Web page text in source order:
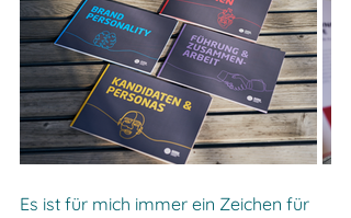
Es ist für mich immer ein Zeichen für